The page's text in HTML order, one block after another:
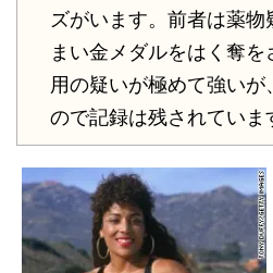
ズがいます。前者は薬物
まい金メダルをはく奪
用の疑いが極めて強いが
ので記録は残されていま